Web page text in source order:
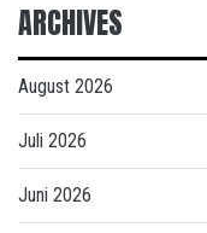
ARCHIVES
August 2026
Juli 2026
Juni 2026